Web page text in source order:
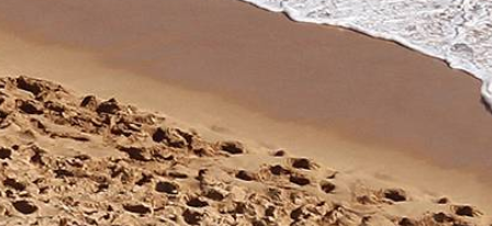
Informació d'interès
Son Bou
Menorca
Blog
Accés agències